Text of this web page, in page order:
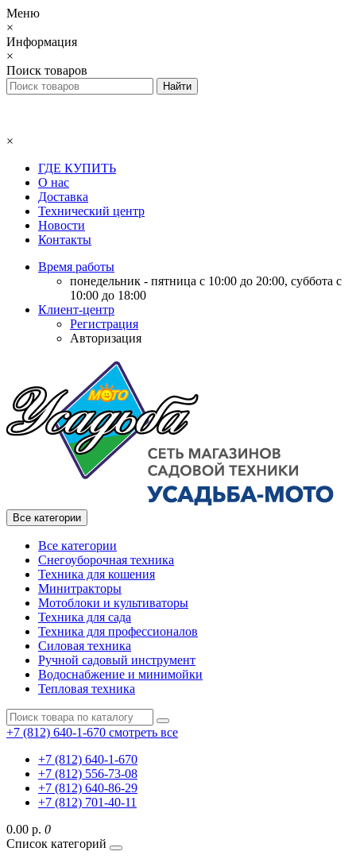
Меню
×
Информация
×
Поиск товаров
×
ГДЕ КУПИТЬ
О нас
Доставка
Технический центр
Новости
Контакты
Время работы
понедельник - пятница с 10:00 до 20:00, суббота с
10:00 до 18:00
Клиент-центр
Регистрация
Авторизация
Все категории
Все категории
Снегоуборочная техника
Техника для кошения
Минитракторы
Мотоблоки и культиваторы
Техника для сада
Техника для профессионалов
Силовая техника
Ручной садовый инструмент
Водоснабжение и минимойки
Тепловая техника
+7 (812) 640-1-670 смотреть все
+7 (812) 640-1-670
+7 (812) 556-73-08
+7 (812) 640-86-29
+7 (812) 701-40-11
0.00 р. 0
Список категорий